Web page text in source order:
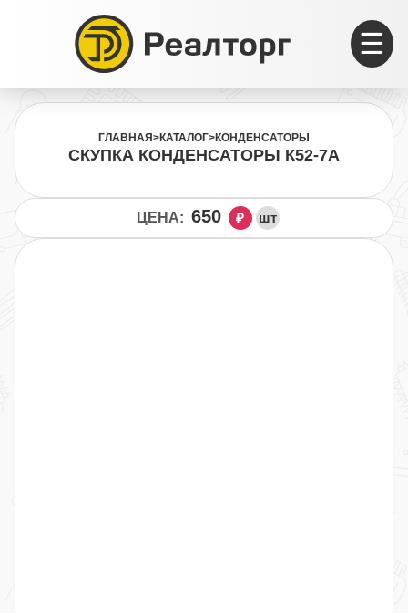
ГЛАВНАЯ >КАТАЛОГ>КОНДЕНСАТОРЫ
СКУПКА КОНДЕНСАТОРЫ К52-7А
ЦЕНА: 650 ₽ шт
☰